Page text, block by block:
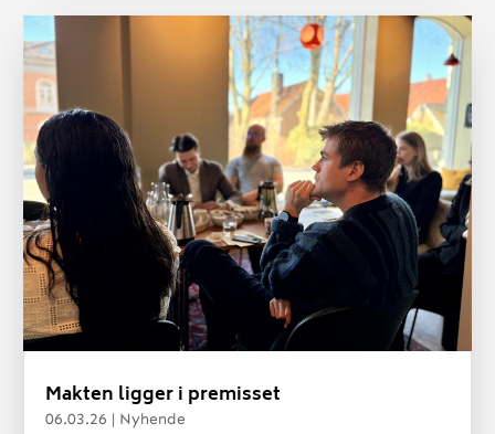
Makten ligger i premisset
06.03.26 | Nyhende